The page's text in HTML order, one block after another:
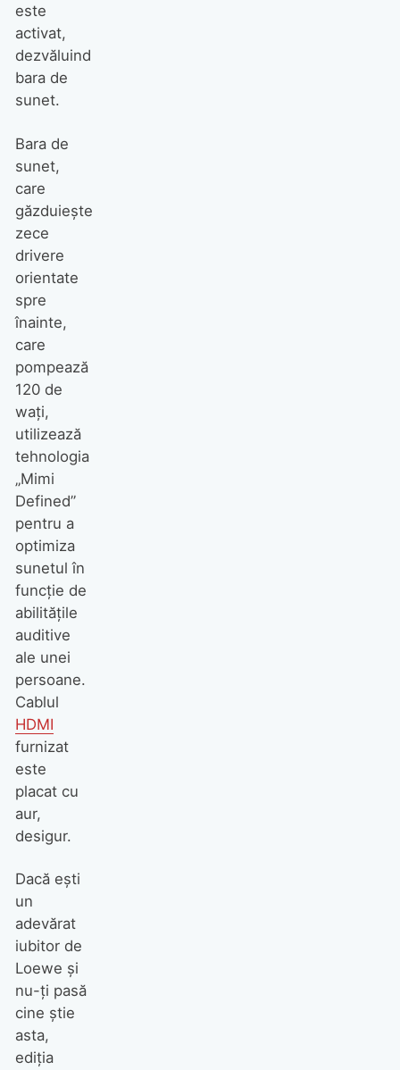
este
activat,
dezvăluind
bara de
sunet.
Bara de
sunet,
care
găzduiește
zece
drivere
orientate
spre
înainte,
care
pompează
120 de
wați,
utilizează
tehnologia
„Mimi
Defined”
pentru a
optimiza
sunetul în
funcție de
abilitățile
auditive
ale unei
persoane.
Cablul
HDMI
furnizat
este
placat cu
aur,
desigur.
Dacă ești
un
adevărat
iubitor de
Loewe și
nu-ți pasă
cine știe
asta,
ediția